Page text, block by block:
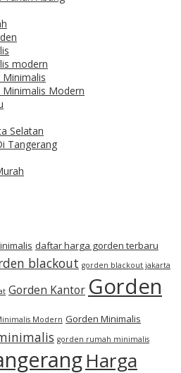
modern
Modern
Selatan
Tangerang
daftar harga gorden terbaru
blackout gorden blackout jakarta
Gorden Kantor Gorden
Modern Gorden Minimalis
gorden rumah minimalis
Harga